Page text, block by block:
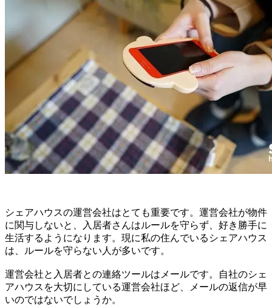
シェアハウスの運営会社はとても重要です。運営会社が物件
に関与しないと、入居者さんはルールを守らず、好き勝手に
生活するようになります。現に私の住んでいるシェアハウス
は、ルールを守らない人が多いです。
運営会社と入居者との連絡ツールはメールです。自社のシェ
アハウスを大切にしている運営会社ほど、メールの返信が早
いのではないでしょうか。